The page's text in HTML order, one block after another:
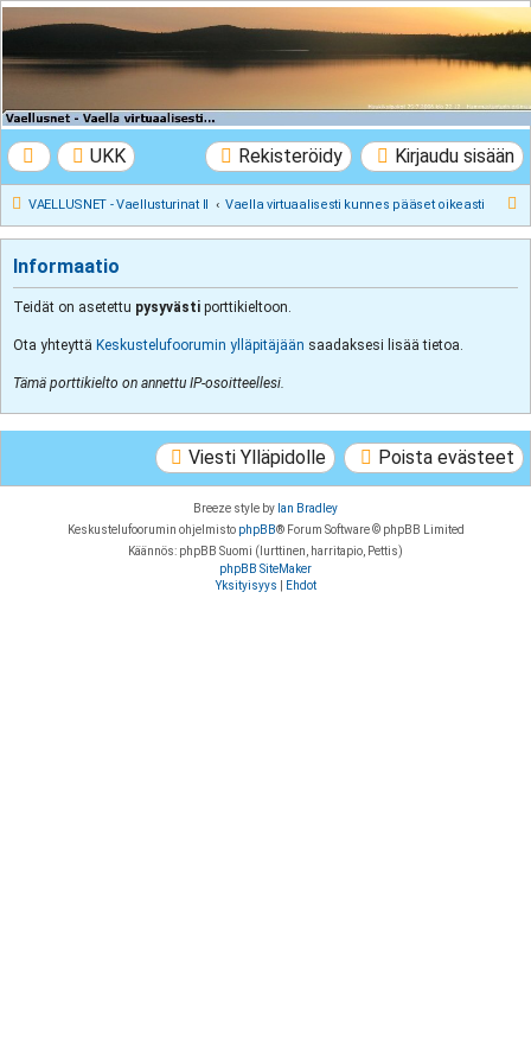
VAELLUSNET -
Vaellusturinat II
UKK Kirjaudu sisään
Rekisteröidy
VAELLUSNET - Vaellusturinat II Vaella virtuaalisesti kunnes pääset oikeasti
Informaatio
Teidät on asetettu pysyvästi porttikieltoon.
Ota yhteyttä Keskustelufoorumin ylläpitäjään saadaksesi lisää tietoa.
Tämä porttikielto on annettu IP-osoitteellesi.
Poista evästeet
Viesti Ylläpidolle
Breeze style by Ian Bradley
Keskustelufoorumin ohjelmisto phpBB® Forum Software © phpBB Limited
Käännös: phpBB Suomi (lurttinen, harritapio, Pettis)
phpBB SiteMaker
Yksityisyys
Ehdot